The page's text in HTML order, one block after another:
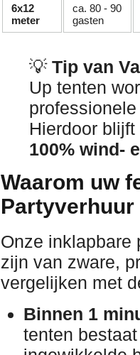
6x12
meter
ca. 80 - 90
gasten
💡 Tip van
Up tenten
Hierdoor
100% wind-
Waarom uw
Partyverhuur
Onze inklapbare
zijn van zware,
vergelijken met
Binnen 1
tenten